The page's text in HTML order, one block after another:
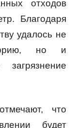
отходов
Благодаря
удалось не
но и
загрязнение
что
будет